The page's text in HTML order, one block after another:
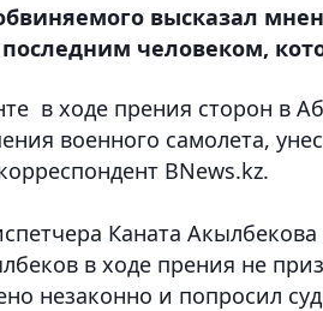
высказал
последним человеком,
в ходе прения сторон в
военного самолета,
BNews.kz.
Каната
в ходе прения не
незаконно и попросил